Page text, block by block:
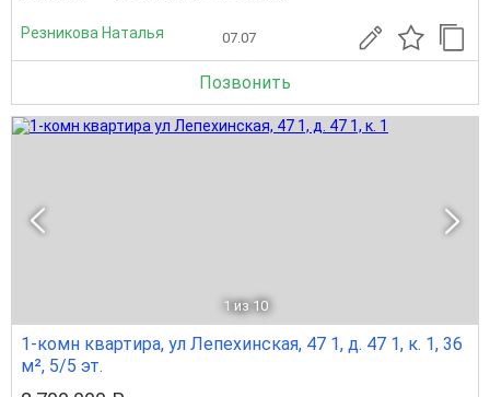
Резникова Наталья 07.07
Позвонить
1 из 10
1-комн квартира, ул Лепехинская, 47 1, д. 47 1, к. 1, 36
м², 5/5 эт.